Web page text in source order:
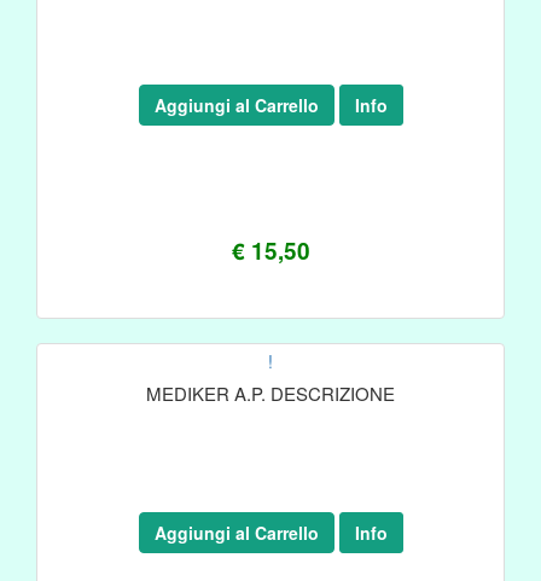
€ 15,50
Aggiungi al Carrello Info
!
MEDIKER A.P. DESCRIZIONE
Aggiungi al Carrello Info